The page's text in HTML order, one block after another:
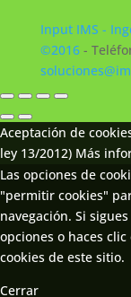
Input IMS -
©2016-
Aceptación de
ley 13/2012) Más
Las opciones de
"permitir cookies"
navegación. Si
opciones o haces
cookies de este sitio.
Cerrar